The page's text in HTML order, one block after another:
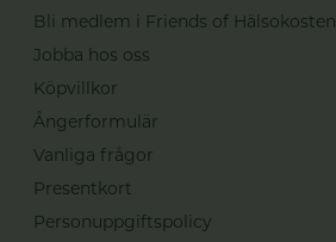
Bli medlem i Friends of Hälsokosten
Jobba hos oss
Köpvillkor
Ångerformulär
Vanliga frågor
Presentkort
Personuppgiftspolicy